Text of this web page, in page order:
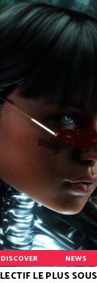
DISCOVER NEWS
LE PLUS